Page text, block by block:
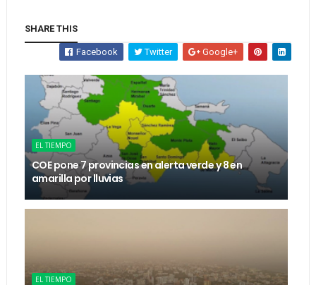
SHARE THIS
Facebook Twitter Google+
EL TIEMPO
COE pone 7 provincias en alerta verde y 8 en
amarilla por lluvias
EL TIEMPO